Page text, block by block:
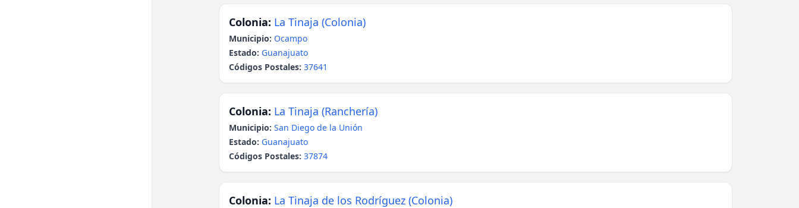
Colonia: La Tinaja (Colonia)
Municipio: Ocampo
Estado: Guanajuato
Códigos Postales: 37641
Colonia: La Tinaja (Ranchería)
Municipio: San Diego de la Unión
Estado: Guanajuato
Códigos Postales: 37874
Colonia: La Tinaja de los Rodríguez (Colonia)